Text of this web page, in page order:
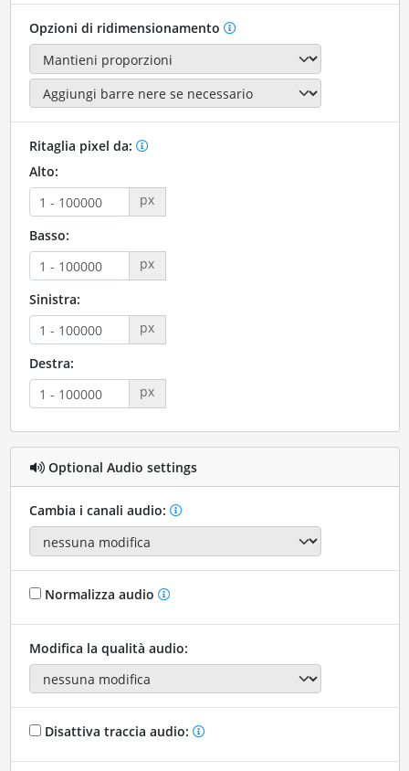
Opzioni di ridimensionamento
Ritaglia pixel da:
Alto:
px
Basso:
px
Sinistra:
px
Destra:
px
Optional Audio settings
Cambia i canali audio:
Normalizza audio
Modifica la qualità audio:
Disattiva traccia audio: